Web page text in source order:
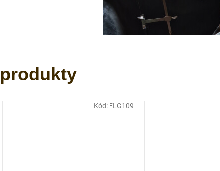
Kód: FLG109